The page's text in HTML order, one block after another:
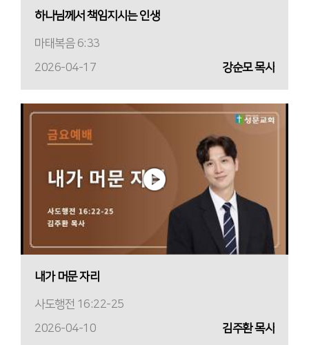
하나님께서 책임지시는 인생
마태복음 6:33
2026-04-17
강순모 목사
내가 머문 자리
사도행전 16:22-25
2026-04-10
김주환 목사